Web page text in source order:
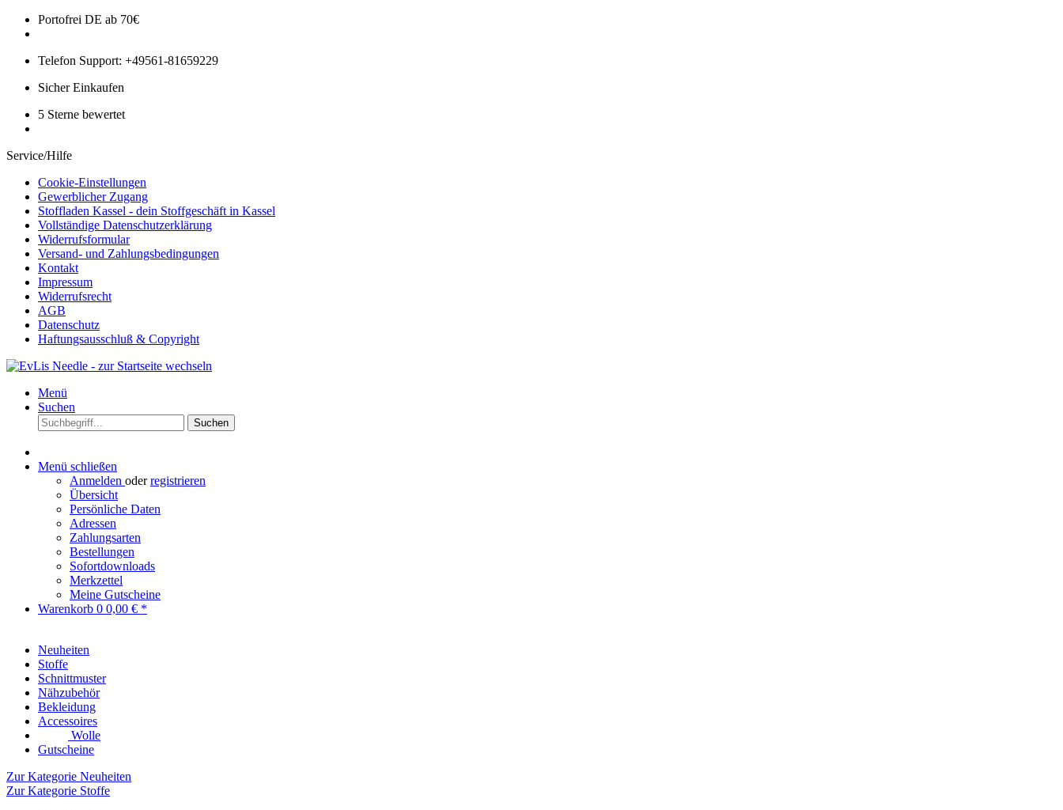
Portofrei DE ab 70€
Telefon Support: +49561-81659229
Sicher Einkaufen
5 Sterne bewertet
Service/Hilfe
Cookie-Einstellungen
Gewerblicher Zugang
Stoffladen Kassel - dein Stoffgeschäft in Kassel
Vollständige Datenschutzerklärung
Widerrufsformular
Versand- und Zahlungsbedingungen
Kontakt
Impressum
Widerrufsrecht
AGB
Datenschutz
Haftungsausschluß & Copyright
Menü
Suchen
Suchen
Menü schließen
Anmelden oderregistrieren
Übersicht
Persönliche Daten
Adressen
Zahlungsarten
Bestellungen
Sofortdownloads
Merkzettel
Meine Gutscheine
Warenkorb 0 0,00 € *
Neuheiten
Stoffe
Schnittmuster
Nähzubehör
Bekleidung
Accessoires
Wolle
Gutscheine
Zur Kategorie Neuheiten
Zur Kategorie Stoffe